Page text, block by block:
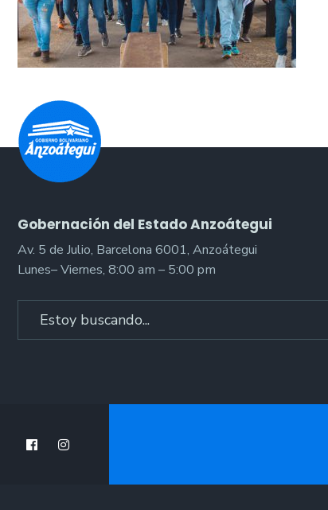
Gobernación del Estado Anzoátegui
Av. 5 de Julio, Barcelona 6001, Anzoátegui
Lunes– Viernes, 8:00 am – 5:00 pm